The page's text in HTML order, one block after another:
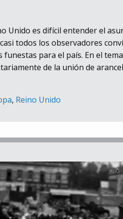
Unido es difícil entender el
todos los observadores
funestas para el país. En el
de la unión de
, Reino Unido